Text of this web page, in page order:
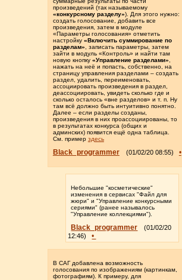
произведений (так называемому
«конкурсному разделу»). Для этого нужно:
создать голосование, добавить все
произведения, затем в модуле
«Параметры голосования» отметить
настройку «Включить суммирование по
разделам» , записать параметры, затем
зайти в модуль «Контроль» и найти там
новую кнопку «Управление разделами»
нажать на неё и попасть, собственно, на
страницу управления разделами – создать
раздел, удалить, переименовать,
ассоциировать произведения в раздел,
деассоциировать, увидеть сколько где и
сколько осталось «вне разделов» и т. п. Ну
там всё должно быть интуитивно понятно.
Далее – если разделы созданы,
произведения в них проассоциированы, то
в результатах конкурса (общих и
админских) появится ещё одна таблица.
См. пример здесь
Black_programmer (01/02/20 08:55) •
Небольшие "косметические"
изменения в сервисах "Файл для
жюри" и "Управление конкурсными
сериями" (ранее называлось
"Управление коллекциями").
Black_programmer
(01/02/20
12:46)
•
В САГ добавлена возможность
голосования по изображениям (картинкам,
фотографиям). К примеру, для